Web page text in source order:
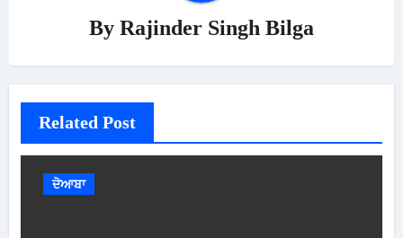
By Rajinder Singh Bilga
Related Post
ਦੋਆਬਾ